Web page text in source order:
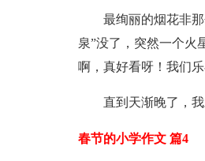
最绚丽的烟花非
泉”没了，突然一个火
啊，真好看呀！我们乐
直到天渐晚了，
春节的小学作文 篇4